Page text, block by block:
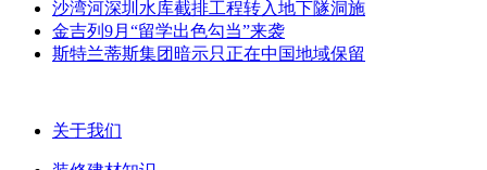
沙湾河深圳水库截排工程转入地下隧洞施
金吉列9月“留学出色勾当”来袭
斯特兰蒂斯集团暗示只正在中国地域保留
关于我们